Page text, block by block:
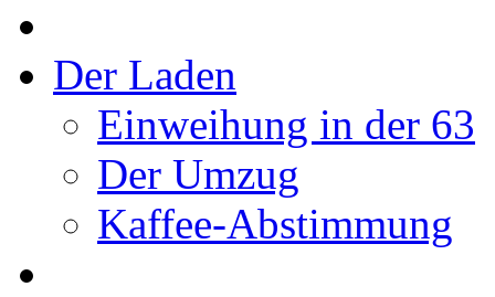
Der Laden
Einweihung in der 63
Der Umzug
Kaffee-Abstimmung